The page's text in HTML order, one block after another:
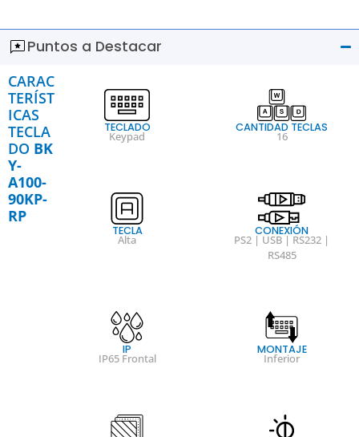
Puntos a Destacar
CARAC
TERÍST
ICAS
TECLA
DO BK
Y-
A100-
90KP-
RP
TECLADO
Keypad
CANTIDAD TECLAS
16
TECLA
Alta
CONEXIÓN
PS2 | USB | RS232 |
RS485
IP
IP65 Frontal
MONTAJE
Inferior